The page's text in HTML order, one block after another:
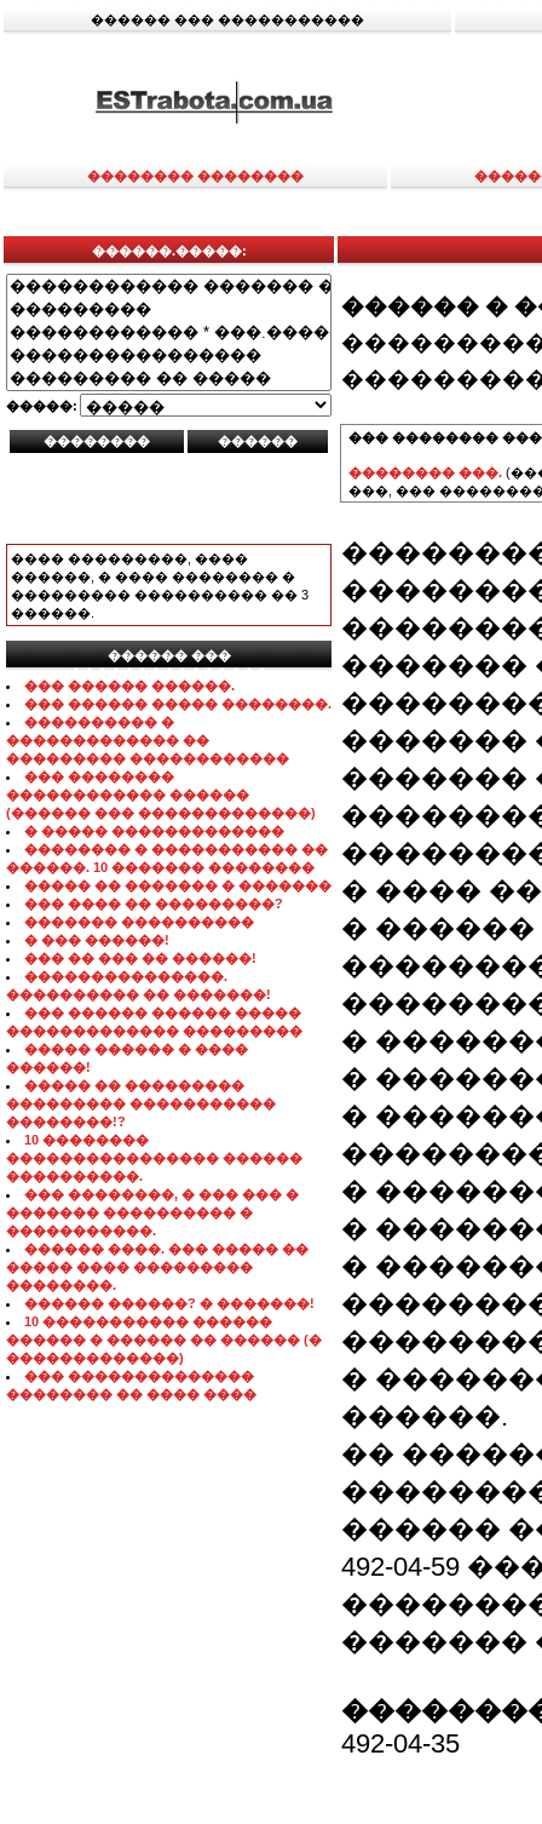
������ ��� �����������
�������� ��������
������.�����:
�����:
���� ���������, ����
������, � ���� �������� �
��������� ���������� �� 3
������.
������ ���
���������������
��� ������ ������.
��� ������ ����� ��������.
���������� �
������������� ��
��������� ������������
��� ��������
������������ ������
(������ ��� �������������)
� ����� �������������
�������� � ����������� ��
������. 10 ������� ��������
����� �� ������� � �������
��� ���� �� ���������?
������� ����������
� ��� ������!
��� �� ��� �� ������!
���������������.
���������� �� �������!
��� ������ ������ �����
������������� ���������
����� ������ � ����
������!
����� �� ���������
��������� �����������
��������!?
10 ��������
���������������� ������
����������.
��� ��������, � ��� ��� �
������� ���������� �
�����������.
������ ����. ��� ����� ��
����� ���� ���������
��������.
������ ������? � �������!
10 ����������� ������
������ � ������ �� ������ (�
�������������)
��� ��������������
�������� �� ���� ����
������ �
��� ��������
�������� ���.
���, ���
�������
�������
�������
� ����
�
�
�
�
�
�
�
�
������.
��
��������:
������
492-04-59 ���
�������
492-04-35